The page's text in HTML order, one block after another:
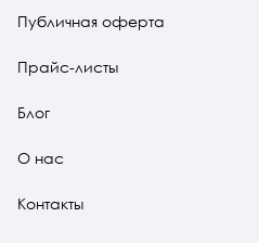
Публичная оферта
Прайс-листы
Блог
О нас
Контакты